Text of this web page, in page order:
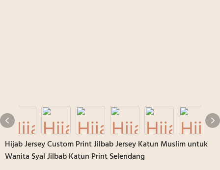
Hijab Jersey Custom Print Jilbab Jersey Katun Muslim untuk
Wanita Syal Jilbab Katun Print Selendang